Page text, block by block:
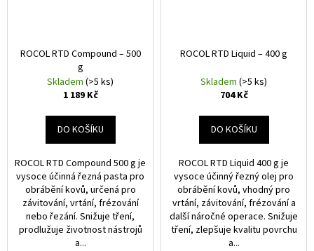
ROCOL RTD Compound – 500
g
Skladem (>5 ks)
1 189 Kč
DO KOŠÍKU
ROCOL RTD Compound 500 g je
vysoce účinná řezná pasta pro
obrábění kovů, určená pro
závitování, vrtání, frézování
nebo řezání. Snižuje tření,
prodlužuje životnost nástrojů
a...
ROCOL RTD Liquid – 400 g
Skladem (>5 ks)
704 Kč
DO KOŠÍKU
ROCOL RTD Liquid 400 g je
vysoce účinný řezný olej pro
obrábění kovů, vhodný pro
vrtání, závitování, frézování a
další náročné operace. Snižuje
tření, zlepšuje kvalitu povrchu
a...